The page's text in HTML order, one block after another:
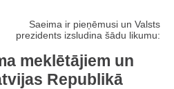
Saeima ir pieņēmusi un Valsts
prezidents izsludina šādu likumu:
meklētājiem un
Republikā